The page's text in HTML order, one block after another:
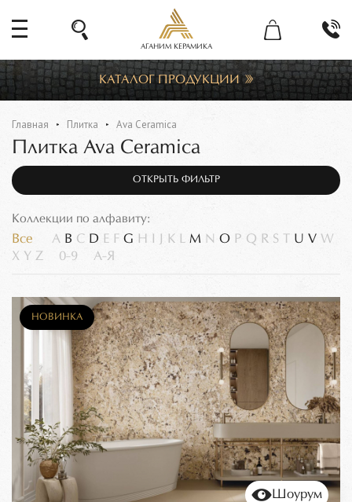
АГАНИМ КЕРАМИКА
КАТАЛОГ ПРОДУКЦИИ
Главная Плитка Ava Ceramica
Плитка Ava Ceramica
ОТКРЫТЬ ФИЛЬТР
Коллекции по алфавиту:
Все A B C D E F G H K L M N O P Q R S U V W
X Y Z 0-9 А-Я
НОВИНКА
Шоурум